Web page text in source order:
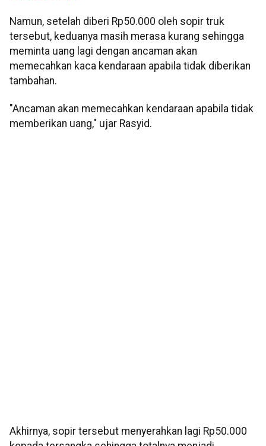
Namun, setelah diberi Rp50.000 oleh sopir truk
tersebut, keduanya masih merasa kurang sehingga
meminta uang lagi dengan ancaman akan
memecahkan kaca kendaraan apabila tidak diberikan
tambahan.
"Ancaman akan memecahkan kendaraan apabila tidak
memberikan uang," ujar Rasyid.
Akhirnya, sopir tersebut menyerahkan lagi Rp50.000